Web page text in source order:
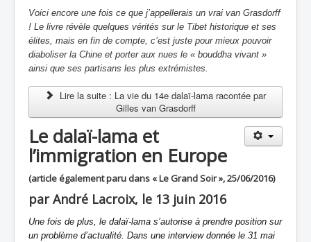
Voici encore une fois ce que j’appellerais un vrai van Grasdorff
! Le livre révèle quelques vérités sur le Tibet historique et ses
élites, mais en fin de compte, c’est juste pour mieux pouvoir
diaboliser la Chine et porter aux nues le « bouddha vivant »
ainsi que ses partisans les plus extrémistes.
Lire la suite : La vie du 14e dalaï-lama racontée par
Gilles van Grasdorff
Le dalaï-lama et
l’immigration en Europe
(article également paru dans « Le Grand Soir », 25/06/2016)
par André Lacroix, le 13 juin 2016
Une fois de plus, le dalaï-lama s’autorise à prendre position sur
un problème d’actualité. Dans une interview donnée le 31 mai